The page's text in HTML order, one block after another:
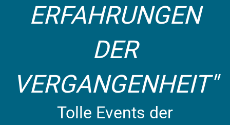
ERFAHRUNGEN
DER
VERGANGENHEIT"
Tolle Events der